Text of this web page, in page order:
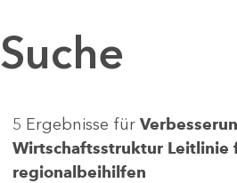
Suche
5 Ergebnisse für
Wirtschaftsstruktur Leitlinie
regionalbeihilfen